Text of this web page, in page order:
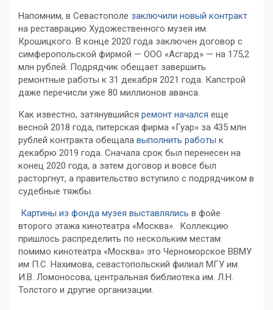
Напомним, в Севастополе заключили новый контракт
на реставрацию Художественного музея им.
Крошицкого. В конце 2020 года заключен договор с
симферопольской фирмой — ООО «Асгард» — на 175,2
млн рублей. Подрядчик обещает завершить
ремонтные работы к 31 декабря 2021 года. Капстрой
даже перечисли уже 80 миллионов аванса.
Как известно, затянувшийся ремонт начался еще
весной 2018 года, питерская фирма «Гуар» за 435 млн
рублей контракта обещала выполнить работы к
декабрю 2019 года. Сначала срок был перенесен на
конец 2020 года, а затем договор и вовсе был
расторгнут, а правительство вступило с подрядчиком в
судебные тяжбы.
Картины из фонда музея выставлялись в фойе
второго этажа кинотеатра «Москва». Коллекцию
пришлось распределить по нескольким местам:
помимо кинотеатра «Москва» это Черноморское ВВМУ
им П.С. Нахимова, севастопольский филиал МГУ им.
И.В. Ломоносова, центральная библиотека им. Л.Н.
Толстого и другие организации.